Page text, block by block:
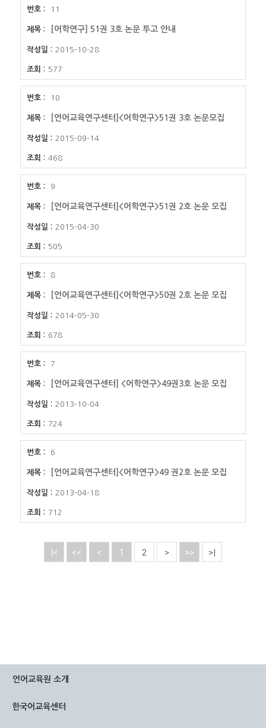
11
[어학연구] 51권 3호 논문 투고 안내
2015-10-28
577
10
[언어교육연구센터]<어학연구>51권 3호 논문모집
2015-09-14
468
9
[언어교육연구센터]<어학연구>51권 2호 논문 모집
2015-04-30
505
8
[언어교육연구센터]<어학연구>50권 2호 논문 모집
2014-05-30
678
7
[언어교육연구센터] <어학연구>49권3호 논문 모집
2013-10-04
724
6
[언어교육연구센터]<어학연구>49 권2호 논문 모집
2013-04-18
712
|< << < 1 2 > >> >|
언어교육원 소개
한국어교육센터